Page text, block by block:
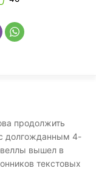
продолжить
долгожданным 4-
вышел в
текстовых